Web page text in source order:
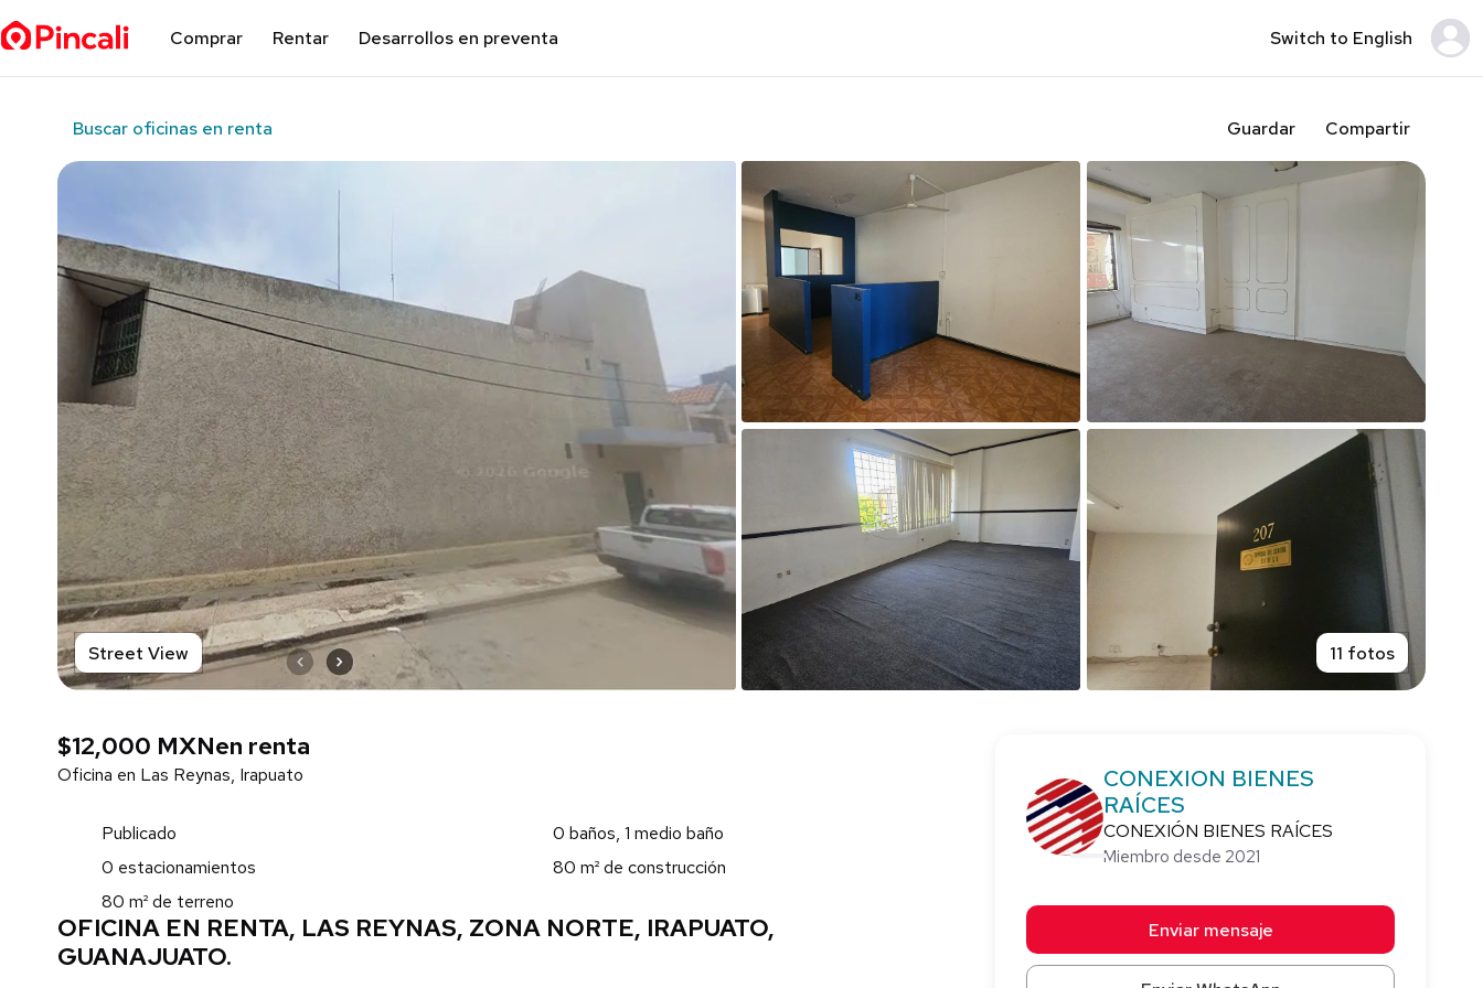
Comprar Rentar Desarrollos en preventa Switch to English
Buscar oficinas en renta Guardar Compartir
Street View 11 fotos
$12,000 MXNen renta
Oficina en Las Reynas, Irapuato
Publicado
0 baños, 1 medio baño
0 estacionamientos
80 m² de construcción
80 m² de terreno
OFICINA EN RENTA, LAS REYNAS, ZONA NORTE, IRAPUATO,
GUANAJUATO.
CONEXION BIENES
RAÍCES
CONEXIÓN BIENES RAÍCES
Miembro desde 2021
Enviar mensaje